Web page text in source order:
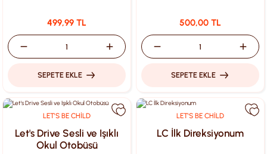
499,99 TL
SEPETE EKLE
500,00 TL
SEPETE EKLE
LET'S BE CHİLD
Let's Drive Sesli ve Işıklı
Okul Otobüsü
LET'S BE CHİLD
LC İlk Direksiyonum